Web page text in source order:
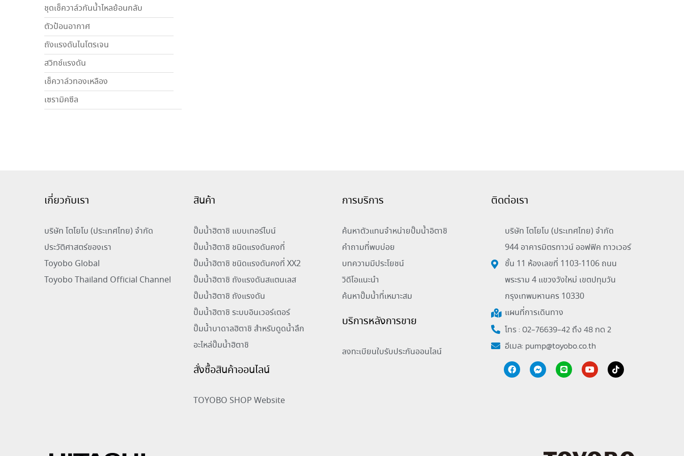
ชุดเช็ควาล์วกันน้ำไหลย้อนกลับ
ตัวป้อนอากาศ
ถังแรงดันไนโตรเจน
สวิทช์แรงดัน
เช็ควาล์วทองเหลือง
เซรามิคซีล
เกี่ยวกับเรา
บริษัท โตโยโบ (ประเทศไทย) จำกัด
ประวัติศาสตร์ของเรา
Toyobo Global
Toyobo Thailand Official Channel
สินค้า
ปั๊มน้ำฮิตาชิ แบบเทอร์ไบน์
ปั๊มน้ำฮิตาชิ ชนิดแรงดันคงที่
ปั๊มน้ำฮิตาชิ ชนิดแรงดันคงที่ XX2
ปั๊มน้ำฮิตาชิ ถังแรงดันสแตนเลส
ปั๊มน้ำฮิตาชิ ถังแรงดัน
ปั๊มน้ำฮิตาชิ ระบบอินเวอร์เตอร์
ปั๊มน้ำบาดาลฮิตาชิ สำหรับดูดน้ำลึก
อะไหล่ปั๊มน้ำฮิตาชิ
สั่งซื้อสินค้าออนไลน์
TOYOBO SHOP Website
การบริการ
ค้นหาตัวแทนจำหน่ายปั๊มน้ำอิตาชิ
คำถามที่พบบ่อย
บทความมีประโยชน์
วิดีโอแนะนำ
ค้นหาปั๊มน้ำที่เหมาะสม
บริการหลังการขาย
ลงทะเบียนใบรับประกันออนไลน์
ติดต่อเรา
บริษัท โตโยโบ (ประเทศไทย) จำกัด
944 อาคารมิตรทาวน์ ออฟฟิค ทาวเวอร์
ชั้น 11 ห้องเลขที่ 1103-1106 ถนน
พระราม 4 แขวงวังใหม่ เขตปทุมวัน
กรุงเทพมหานคร 10330
แผนที่การเดินทาง
โทร : 02-76639-42 ถึง 48 กด 2
อีเมล: pump@toyobo.co.th